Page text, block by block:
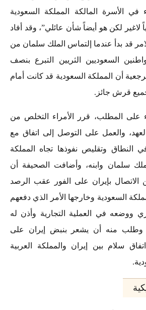
في الأسرة المالكة المملكة السعودية
لاغير لكن هو أيضاً شأن عائلي”، وقد أفاد
قد بدأ عندما إلتماس الملك سلمان من
السعوديين الثريين التبرع بنصف
أن المملكة السعودية قد كانت أمام
قرش جائز.
على المطلب، قرر الأمراء التخلص من
والعمل على التوصل إلى اتفاق مع
النطاق وتقليص نفوذها تجاه المملكة
سلمان وابنه، وأضافت الصحيفة أن
الاتصال بإيران على الفور عقب الرصد
السعودية وخارجها الأمر الذي دفعهم
ووضعه في العملية التجارية وأذن له
وطلب منه أن يشعر بنبض إيران على
سلام بين إيران والمملكة العربية